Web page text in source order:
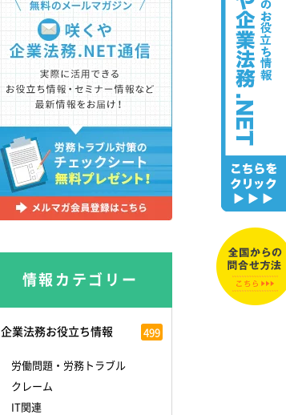
情報カテゴリー
企業法務お役立ち情報 499
労働問題・労務トラブル
クレーム
IT関連